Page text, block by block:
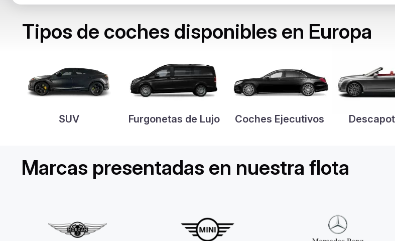
Tipos de coches disponibles en Europa
SUV Furgonetas de Lujo Coches Ejecutivos
Marcas presentadas en nuestra flota